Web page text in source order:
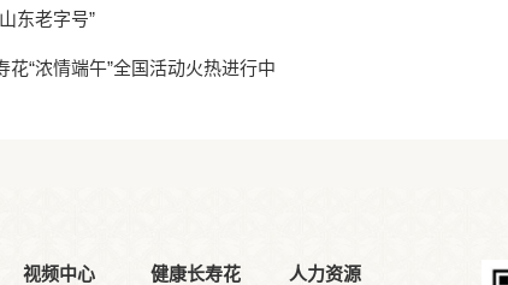
东老字号”
“浓情端午”全国活动火热进行中
视频中心 健康长寿花 人力资源